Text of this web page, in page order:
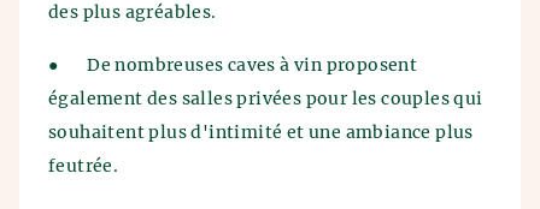
des plus agréables.
●
De nombreuses caves à vin proposent
également des salles privées pour les couples qui
souhaitent plus d'intimité et une ambiance plus
feutrée.